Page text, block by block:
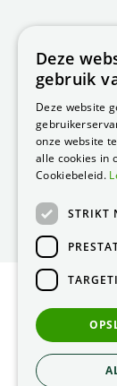
Deze
gebruik
Deze website
onze website
alle cookies in
Cookiebeleid.
STRIKT